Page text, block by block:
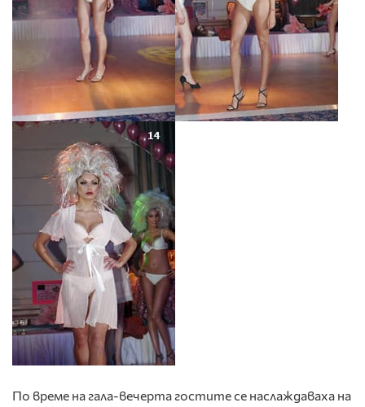
По време на гала-вечерта гостите се наслаждаваха на